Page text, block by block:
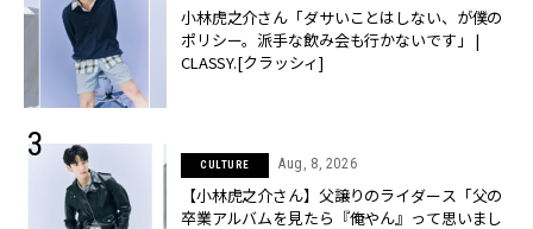
小林虎之介さん「ダサいことはしない、が僕の
ポリシー。派手な飲み会も行かないです」 |
CLASSY.[クラッシィ]
CULTURE Aug, 8, 2026
【小林虎之介さん】父譲りのライダース「父の
卒業アルバムを見たら『俺やん』って思いまし